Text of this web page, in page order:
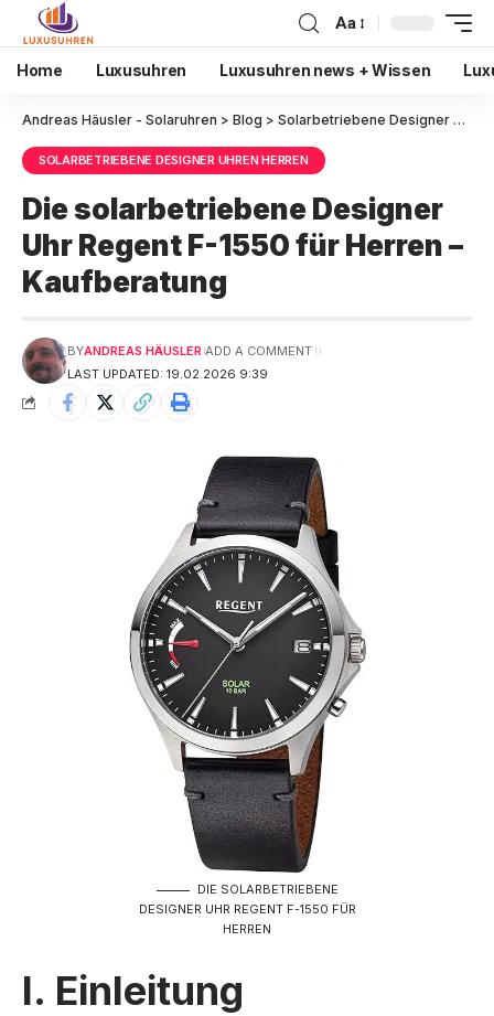
Aa
Home Luxusuhren Luxusuhren news + Wissen
Andreas Häusler - Solaruhren > Blog > Solarbetriebene Designer Uhren Herren
SOLARBETRIEBENE DESIGNER UHREN HERREN
Die solarbetriebene Designer
Uhr Regent F-1550 für Herren –
Kaufberatung
LAST UPDATED: 19.02.2026 9:39
BYANDREAS HÄUSLER ADD A COMMENT
DIE SOLARBETRIEBENE
DESIGNER UHR REGENT F-1550 FÜR
HERREN
I. Einleitung